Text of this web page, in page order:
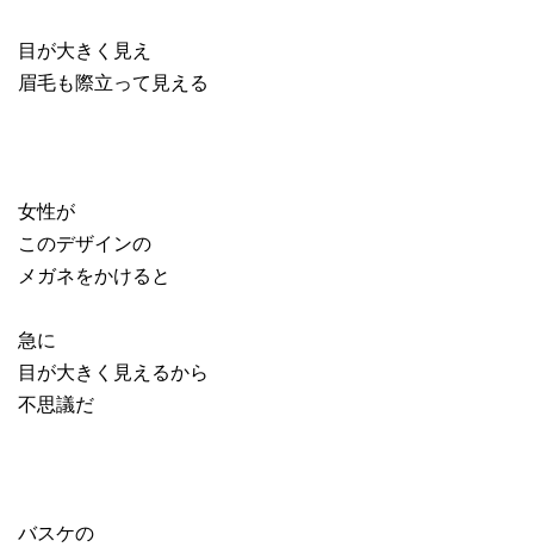
目が大きく見え
眉毛も際立って見える
女性が
このデザインの
メガネをかけると
急に
目が大きく見えるから
不思議だ
バスケの